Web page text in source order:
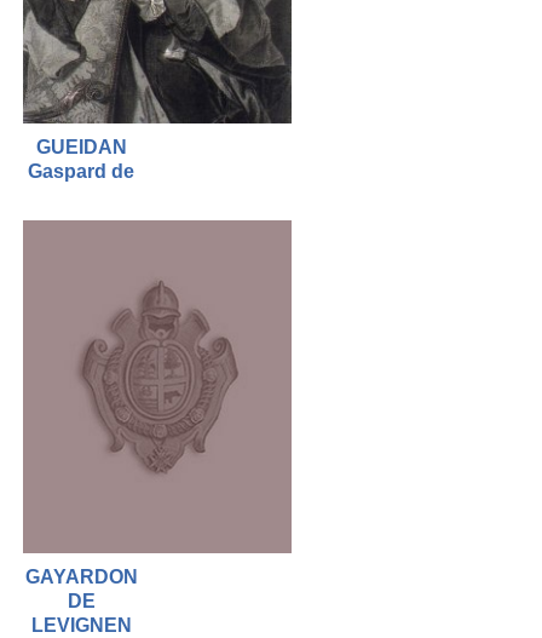
GUEIDAN
Gaspard de
GAYARDON
DE
LEVIGNEN